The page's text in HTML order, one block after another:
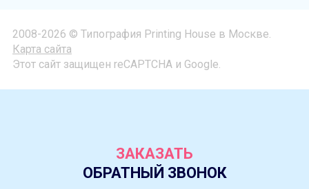
2008-2026 © Типография Printing House в Москве.
Карта сайта
Этот сайт защищен reCAPTCHA и Google.
ЗАКАЗАТЬ
ОБРАТНЫЙ ЗВОНОК